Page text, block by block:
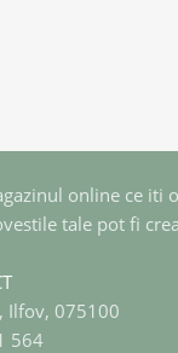
online ce iti
tale pot fi
Ilfov, 075100
564